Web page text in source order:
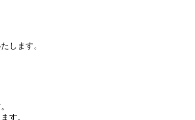
します。
す。